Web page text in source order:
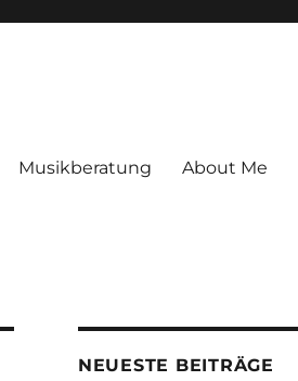
Musikberatung About Me
NEUESTE BEITRÄGE